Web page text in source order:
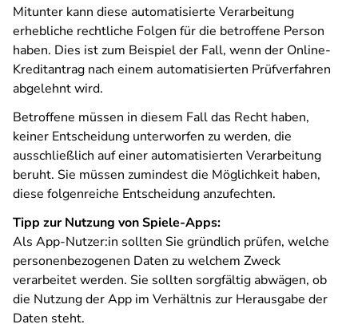
Mitunter kann diese automatisierte Verarbeitung
erhebliche rechtliche Folgen für die betroffene Person
haben. Dies ist zum Beispiel der Fall, wenn der Online-
Kreditantrag nach einem automatisierten Prüfverfahren
abgelehnt wird.
Betroffene müssen in diesem Fall das Recht haben,
keiner Entscheidung unterworfen zu werden, die
ausschließlich auf einer automatisierten Verarbeitung
beruht. Sie müssen zumindest die Möglichkeit haben,
diese folgenreiche Entscheidung anzufechten.
Tipp zur Nutzung von Spiele-Apps:
Als App-Nutzer:in sollten Sie gründlich prüfen, welche
personenbezogenen Daten zu welchem Zweck
verarbeitet werden. Sie sollten sorgfältig abwägen, ob
die Nutzung der App im Verhältnis zur Herausgabe der
Daten steht.